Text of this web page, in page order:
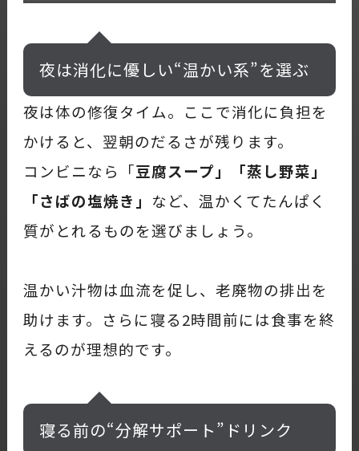
夜は消化に優しい“温かい系”を選ぶ
夜は体の修復タイム。ここで消化に負担を
かけると、翌朝のだるさが残ります。
コンビニなら「豆腐スープ」「蒸し野菜」
「さばの塩焼き」 など、温かくてたんぱく
質がとれるものを選びましょう。
温かい汁物は血流を促し、老廃物の排出を
助けます。さらに寝る2時間前には食事を終
えるのが理想的です。
寝る前の“分解サポート”ドリンク